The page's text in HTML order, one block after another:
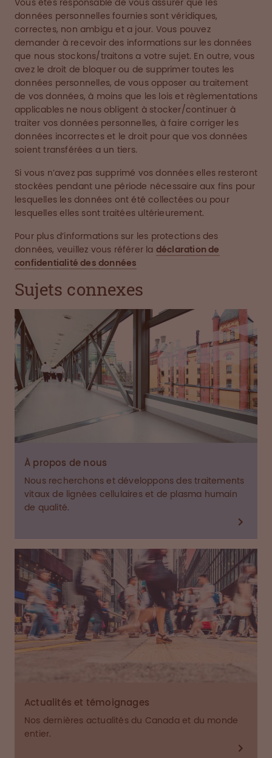
Vous êtes responsable de vous assurer que les
données personnelles fournies sont véridiques,
correctes, non ambigu et a jour. Vous pouvez
demander à recevoir des informations sur les données
que nous stockons/traitons a votre sujet. En outre, vous
avez le droit de bloquer ou de supprimer toutes les
données personnelles, de vous opposer au traitement
de vos données, à moins que les lois et règlementations
applicables ne nous obligent à stocker/continuer à
traiter vos données personnelles, à faire corriger les
données incorrectes et le droit pour que vos données
soient transférées a un tiers.
Si vous n’avez pas supprimé vos données elles resteront
stockées pendant une période nécessaire aux fins pour
lesquelles les données ont été collectées ou pour
lesquelles elles sont traitées ultérieurement.
Pour plus d’informations sur les protections des
données, veuillez vous référer la déclaration de
confidentialité des données
Sujets connexes
À propos de nous
Nous recherchons et développons des traitements
vitaux de lignées cellulaires et de plasma humain
de qualité.
Actualités et témoignages
Nos dernières actualités du Canada et du monde
entier.